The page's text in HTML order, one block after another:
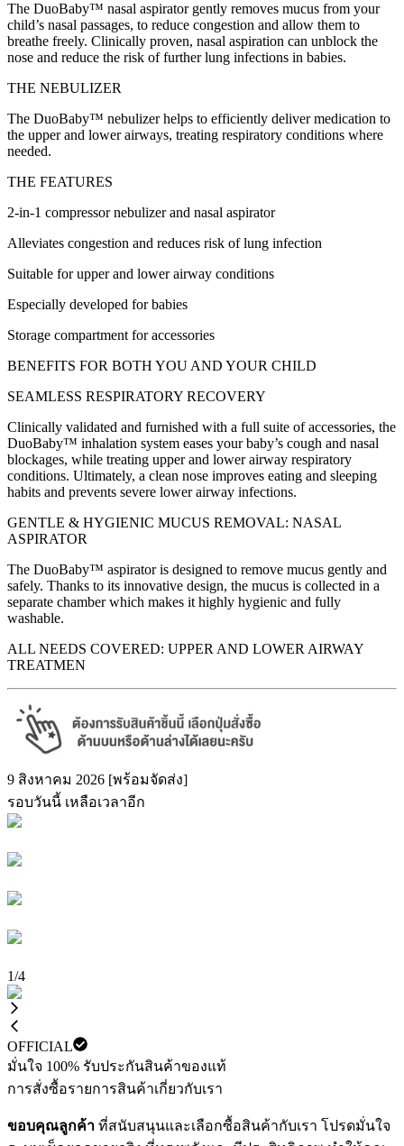
The DuoBaby™ nasal aspirator gently removes mucus from your
child’s nasal passages, to reduce congestion and allow them to
breathe freely. Clinically proven, nasal aspiration can unblock the
nose and reduce the risk of further lung infections in babies.
THE NEBULIZER
The DuoBaby™ nebulizer helps to efficiently deliver medication to
the upper and lower airways, treating respiratory conditions where
needed.
THE FEATURES
2-in-1 compressor nebulizer and nasal aspirator
Alleviates congestion and reduces risk of lung infection
Suitable for upper and lower airway conditions
Especially developed for babies
Storage compartment for accessories
BENEFITS FOR BOTH YOU AND YOUR CHILD
SEAMLESS RESPIRATORY RECOVERY
Clinically validated and furnished with a full suite of accessories, the
DuoBaby™ inhalation system eases your baby’s cough and nasal
blockages, while treating upper and lower airway respiratory
conditions. Ultimately, a clean nose improves eating and sleeping
habits and prevents severe lower airway infections.
GENTLE & HYGIENIC MUCUS REMOVAL: NASAL
ASPIRATOR
The DuoBaby™ aspirator is designed to remove mucus gently and
safely. Thanks to its innovative design, the mucus is collected in a
separate chamber which makes it highly hygienic and fully
washable.
ALL NEEDS COVERED: UPPER AND LOWER AIRWAY
TREATMEN
9 สิงหาคม 2026 [พร้อมจัดส่ง]
รอบวันนี้ เหลือเวลาอีก
1/4
OFFICIAL
มั่นใจ 100% รับประกันสินค้าของแท้
การสั่งซื้อรายการสินค้าเกี่ยวกับเรา
ขอบคุณลูกค้า ที่สนับสนุนและเลือกซื้อสินค้ากับเรา โปรดมั่นใจ